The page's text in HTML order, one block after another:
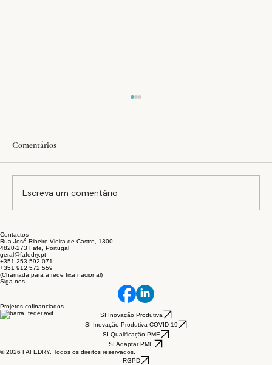
Dias Mundial da Saúde
Comentários
Escreva um comentário
Contactos
Rua José Ribeiro Vieira de Castro, 1300
4820-273 Fafe, Portugal
geral@fafedry.pt
+351 253 592 071
+351 912 572 559
(Chamada para a rede fixa nacional)
Siga-nos
Projetos cofinanciados
SI Inovação Produtiva
SI Inovação Produtiva COVID-19
SI Qualificação PME
SI Adaptar PME
© 2026 FAFEDRY. Todos os direitos reservados.
RGPD